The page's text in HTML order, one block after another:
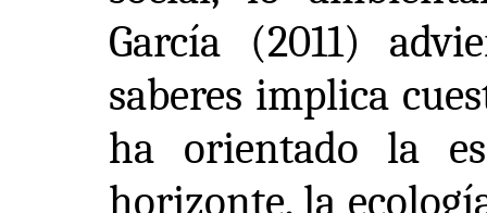
García (2011)
saberes implica
ha orientado la
horizonte, la